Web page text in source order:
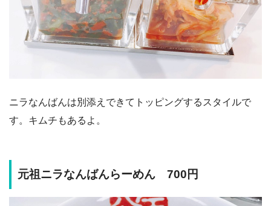
ニラなんばんは別添えできてトッピングするスタイルで
す。キムチもあるよ。
元祖ニラなんばんらーめん 700円